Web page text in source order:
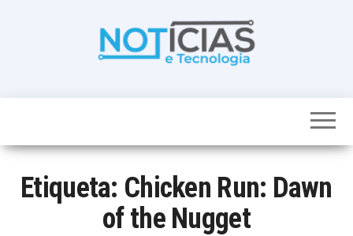
noticias de
num só lugar
Etiqueta: Chicken Run: Dawn
of the Nugget